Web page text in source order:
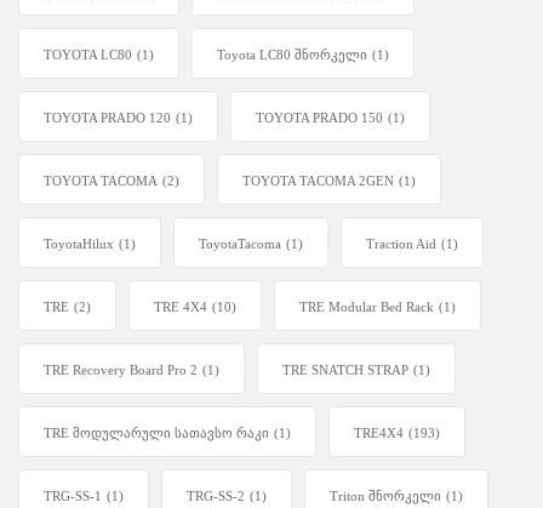
TOYOTA LC80 (1) Toyota LC80 შნორკელი (1)
TOYOTA PRADO 120 (1) TOYOTA PRADO 150 (1)
TOYOTA TACOMA (2) TOYOTA TACOMA 2GEN (1)
ToyotaHilux (1) ToyotaTacoma (1) Traction Aid (1)
TRE (2) TRE 4X4 (10) TRE Modular Bed Rack (1)
TRE Recovery Board Pro 2 (1) TRE SNATCH STRAP (1)
TRE მოდულარული სათავსო რაკი (1) TRE4X4 (193)
TRG-SS-1 (1) TRG-SS-2 (1) Triton შნორკელი (1)